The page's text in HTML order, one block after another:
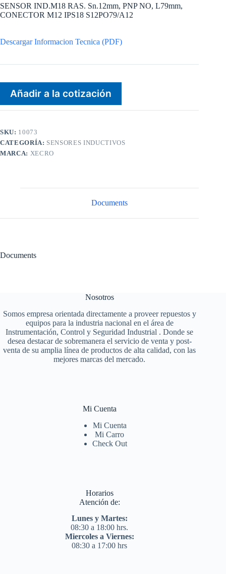
SENSOR IND.M18 RAS. Sn.12mm, PNP NO, L79mm,
CONECTOR M12 IPS18 S12PO79/A12
Descargar Informacion Tecnica (PDF)
Añadir a la cotización
SKU: 10073
CATEGORÍA: SENSORES INDUCTIVOS
MARCA: XECRO
Documents
Documents
Nosotros
Somos empresa orientada directamente a proveer repuestos y
equipos para la industria nacional en el área de
Instrumentación, Control y Seguridad Industrial . Donde se
desea destacar de sobremanera el servicio de venta y post-
venta de su amplia línea de productos de alta calidad, con las
mejores marcas del mercado.
Mi Cuenta
Mi Cuenta
Mi Carro
Check Out
Horarios
Atención de:
Lunes y Martes:
08:30 a 18:00 hrs.
Miercoles a Viernes:
08:30 a 17:00 hrs